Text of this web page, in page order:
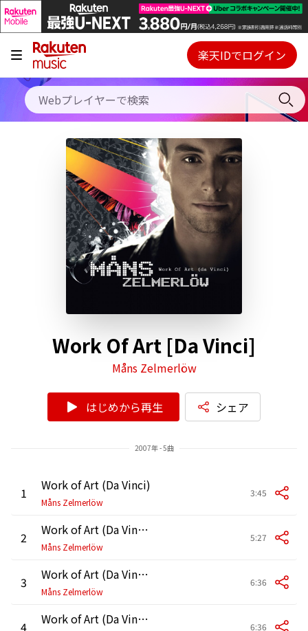
キャンペーン
料金プラン
使い方
初回30日間無料お試し
Webプレイヤー
ご契約内容の確認・変更
楽天IDでログイン
Work Of Art [Da Vinci]
Måns Zelmerlöw
はじめから再生 シェア
2007年 - 5曲
1 Work of Art (Da Vinci)
Måns Zelmerlöw
3:45
2 Work of Art (Da Vinci) [PJ Harmony Summer Nice Version]
Måns Zelmerlöw
5:27
3 Work of Art (Da Vinci) [Ali Payami Club Remix]
Måns Zelmerlöw
6:36
4 Work of Art (Da Vinci) [Ali Payami Vocal Remix] 6:36